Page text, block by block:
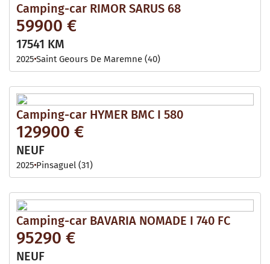
Camping-car RIMOR SARUS 68
59900 €
17541 KM
2025 Saint Geours De Maremne (40)
Camping-car HYMER BMC I 580
129900 €
NEUF
2025 Pinsaguel (31)
Camping-car BAVARIA NOMADE I 740 FC
95290 €
NEUF